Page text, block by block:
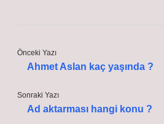
Önceki Yazı
Ahmet Aslan kaç yaşında ?
Sonraki Yazı
Ad aktarması hangi konu ?